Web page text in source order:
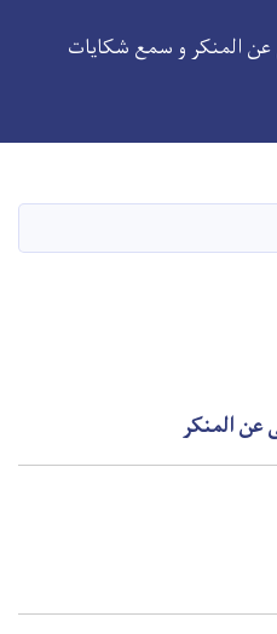
content
عن المنکر و سمع شکایات
عن المنکر